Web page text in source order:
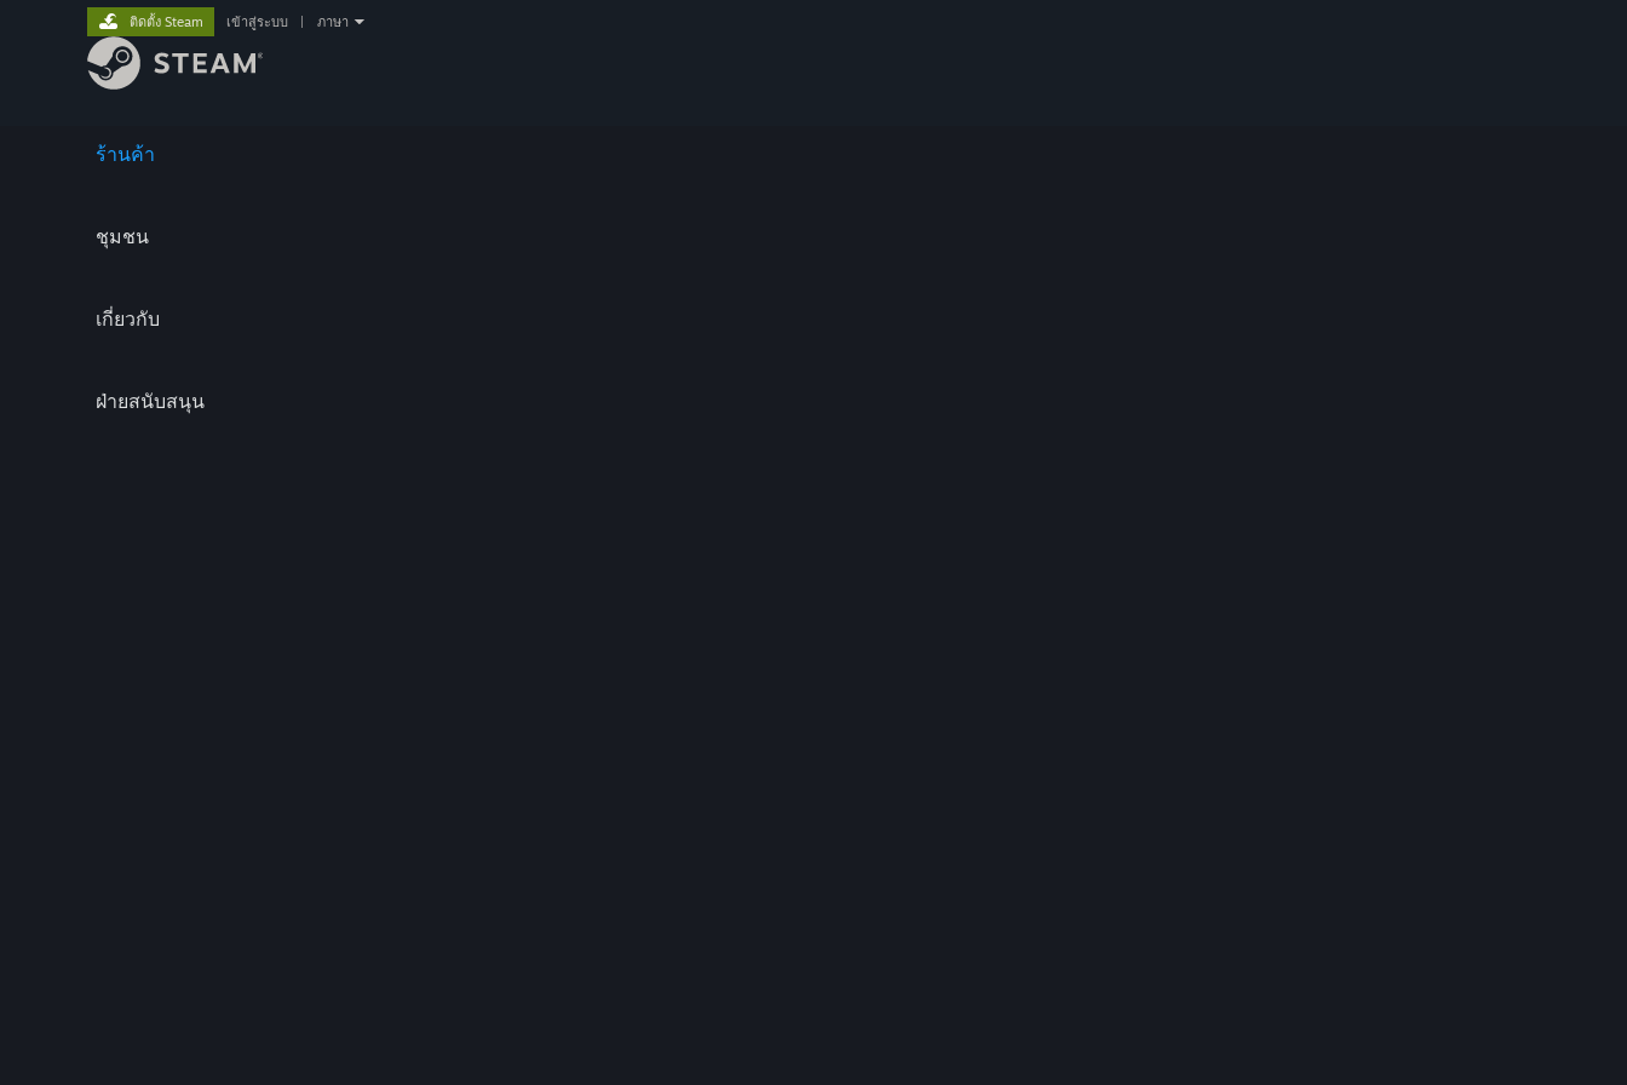
ร้านค้า
ชุมชน
เกี่ยวกับ
ฝ่ายสนับสนุน
ติดตั้ง Steam เข้าสู่ระบบ ภาษา